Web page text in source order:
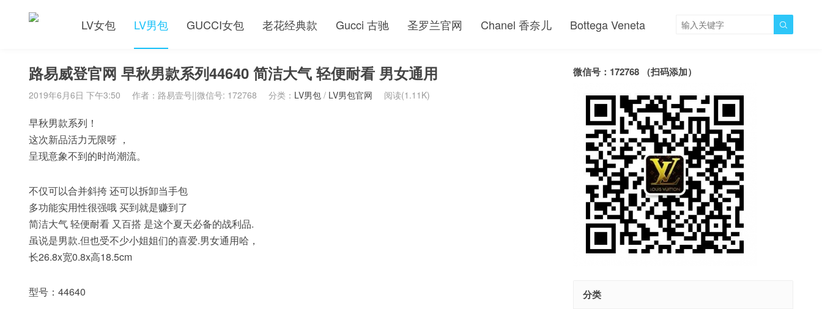
LV女包 LV男包 GUCCI女包 老花经典款 Gucci 古驰 圣罗兰官网 Chanel 香奈儿 Bottega Veneta 
路易威登官网 早秋男款系列44640 简洁大气 轻便耐看 男女通用
2019年6月6日 下午3:50 作者：路易壹号||微信号: 172768 分类： LV男包 / LV男包官网 阅读(1.11K)
早秋男款系列！
这次新品活力无限呀 ，
呈现意象不到的时尚潮流。
不仅可以合并斜挎 还可以拆卸当手包
多功能实用性很强哦 买到就是赚到了
简洁大气 轻便耐看 又百搭 是这个夏天必备的战利品.
虽说是男款.但也受不少小姐姐们的喜爱.男女通用哈，
长26.8x宽0.8x高18.5cm
型号：44640
微信号：172768 （扫码添加）
分类